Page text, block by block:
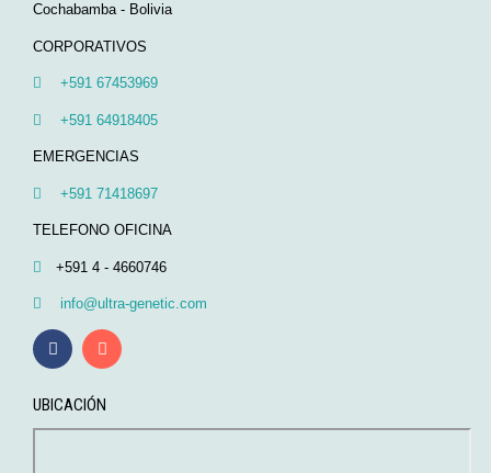
Cochabamba - Bolivia
CORPORATIVOS
+591 67453969
+591 64918405
EMERGENCIAS
+591 71418697
TELEFONO OFICINA
+591 4 - 4660746
info@ultra-genetic.com
UBICACIÓN